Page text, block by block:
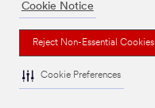
Cookie Notice
Reject Non-Essential Cookies
Cookie Preferences